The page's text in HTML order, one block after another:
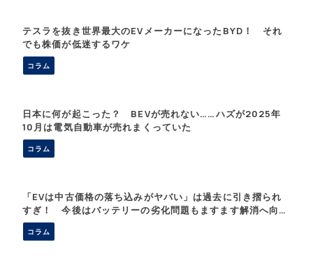
テスラを抜き世界最大のEVメーカーになったBYD！ それ
でも株価が低迷するワケ
コラム
日本に何が起こった？ BEVが売れない……ハズが2025年
10月は電気自動車が売れまくっていた
コラム
「EVは中古価格の落ち込みがヤバい」は過去に引き摺られ
すぎ！ 今後はバッテリーの劣化問題もますます解消へ向か
う
コラム